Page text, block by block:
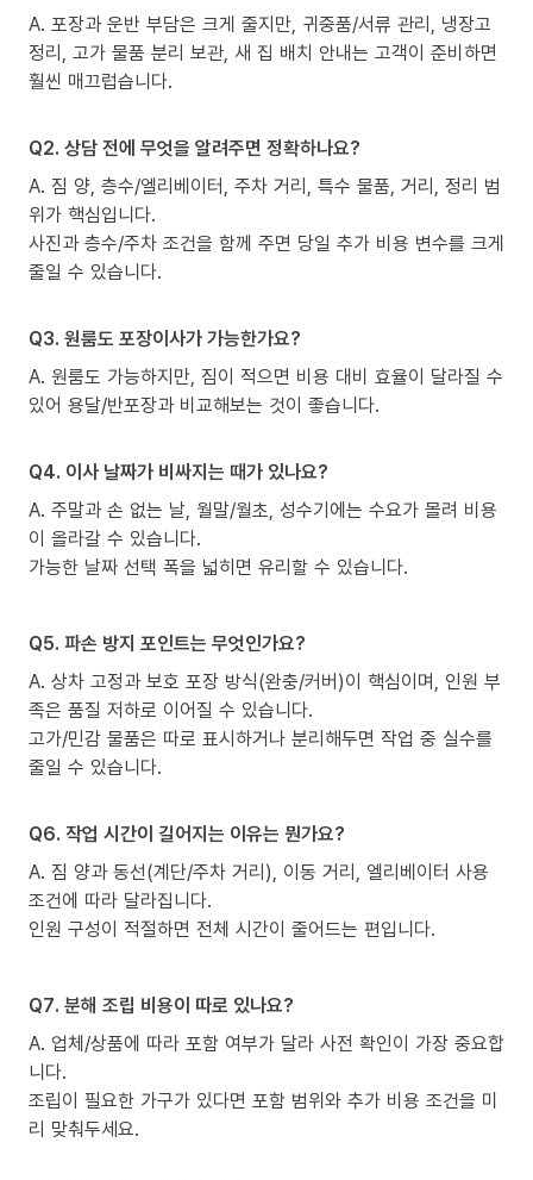
A. 포장과 운반 부담은 크게 줄지만, 귀중품/서류 관리, 냉장고
정리, 고가 물품 분리 보관, 새 집 배치 안내는 고객이 준비하면
훨씬 매끄럽습니다.
Q2. 상담 전에 무엇을 알려주면 정확하나요?
A. 짐 양, 층수/엘리베이터, 주차 거리, 특수 물품, 거리, 정리 범
위가 핵심입니다.
사진과 층수/주차 조건을 함께 주면 당일 추가 비용 변수를 크게
줄일 수 있습니다.
Q3. 원룸도 포장이사가 가능한가요?
A. 원룸도 가능하지만, 짐이 적으면 비용 대비 효율이 달라질 수
있어 용달/반포장과 비교해보는 것이 좋습니다.
Q4. 이사 날짜가 비싸지는 때가 있나요?
A. 주말과 손 없는 날, 월말/월초, 성수기에는 수요가 몰려 비용
이 올라갈 수 있습니다.
가능한 날짜 선택 폭을 넓히면 유리할 수 있습니다.
Q5. 파손 방지 포인트는 무엇인가요?
A. 상차 고정과 보호 포장 방식(완충/커버)이 핵심이며, 인원 부
족은 품질 저하로 이어질 수 있습니다.
고가/민감 물품은 따로 표시하거나 분리해두면 작업 중 실수를
줄일 수 있습니다.
Q6. 작업 시간이 길어지는 이유는 뭔가요?
A. 짐 양과 동선(계단/주차 거리), 이동 거리, 엘리베이터 사용
조건에 따라 달라집니다.
인원 구성이 적절하면 전체 시간이 줄어드는 편입니다.
Q7. 분해 조립 비용이 따로 있나요?
A. 업체/상품에 따라 포함 여부가 달라 사전 확인이 가장 중요합
니다.
조립이 필요한 가구가 있다면 포함 범위와 추가 비용 조건을 미
리 맞춰두세요.